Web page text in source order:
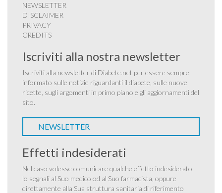
NEWSLETTER
DISCLAIMER
PRIVACY
CREDITS
Iscriviti alla nostra newsletter
Iscriviti alla newsletter di Diabete.net per essere sempre
informato sulle notizie riguardanti il diabete, sulle nuove
ricette, sugli argomenti in primo piano e gli aggiornamenti del
sito.
NEWSLETTER
Effetti indesiderati
Nel caso volesse comunicare qualche effetto indesiderato,
lo segnali al Suo medico od al Suo farmacista, oppure
direttamente alla Sua struttura sanitaria di riferimento